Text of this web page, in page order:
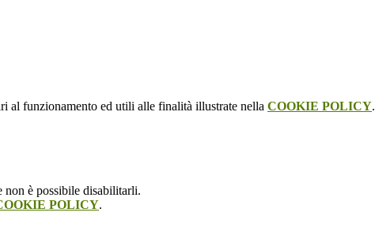
al funzionamento ed utili alle finalità illustrate nella COOKIE POLICY.
non è possibile disabilitarli.
POLICY.